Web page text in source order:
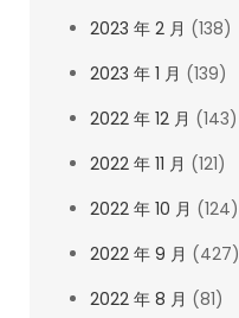
2023 年 2 月 (138)
2023 年 1 月 (139)
2022 年 12 月 (143)
2022 年 11 月 (121)
2022 年 10 月 (124)
2022 年 9 月 (427)
2022 年 8 月 (81)